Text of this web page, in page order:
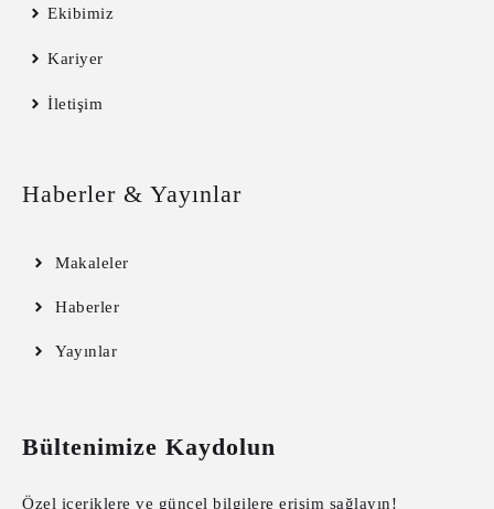
Ekibimiz
Kariyer
İletişim
Haberler & Yayınlar
Makaleler
Haberler
Yayınlar
Bültenimize Kaydolun
Özel içeriklere ve güncel bilgilere erişim sağlayın!